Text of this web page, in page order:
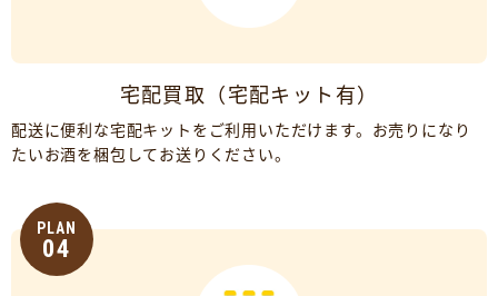
宅配買取（宅配キット有）
配送に便利な宅配キットをご利用いただけます。お売りになり
たいお酒を梱包してお送りください。
PLAN
04